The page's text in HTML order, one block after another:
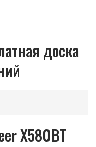
доска
здесь
X580BT